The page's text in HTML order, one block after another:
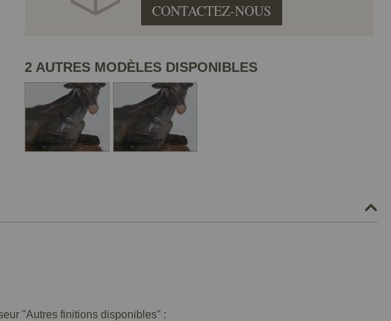
CONTACTEZ-NOUS
2 AUTRES MODÈLES DISPONIBLES
"Autres finitions disponibles" :